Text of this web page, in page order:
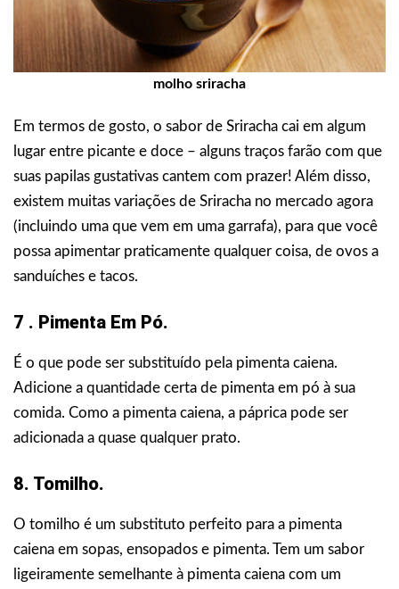
molho sriracha
Em termos de gosto, o sabor de Sriracha cai em algum
lugar entre picante e doce – alguns traços farão com que
suas papilas gustativas cantem com prazer! Além disso,
existem muitas variações de Sriracha no mercado agora
(incluindo uma que vem em uma garrafa), para que você
possa apimentar praticamente qualquer coisa, de ovos a
sanduíches e tacos.
7 . Pimenta Em Pó.
É o que pode ser substituído pela pimenta caiena.
Adicione a quantidade certa de pimenta em pó à sua
comida. Como a pimenta caiena, a páprica pode ser
adicionada a quase qualquer prato.
8. Tomilho.
O tomilho é um substituto perfeito para a pimenta
caiena em sopas, ensopados e pimenta. Tem um sabor
ligeiramente semelhante à pimenta caiena com um